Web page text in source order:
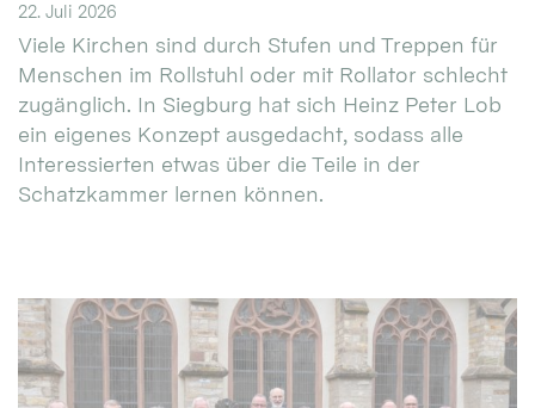
22. Juli 2026
Viele Kirchen sind durch Stufen und Treppen für
Menschen im Rollstuhl oder mit Rollator schlecht
zugänglich. In Siegburg hat sich Heinz Peter Lob
ein eigenes Konzept ausgedacht, sodass alle
Interessierten etwas über die Teile in der
Schatzkammer lernen können.